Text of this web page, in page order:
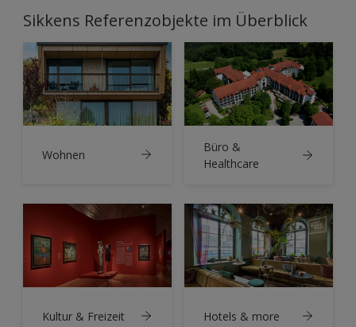
Sikkens Referenzobjekte im Überblick
Wohnen
Büro &
Healthcare
Kultur & Freizeit Hotels & more